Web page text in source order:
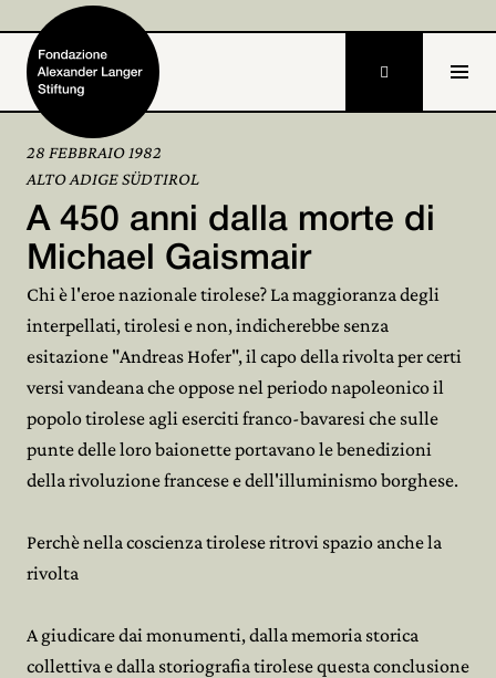
Fondazione
Attività e progetti
Alexander Langer
Archivio
Partecipa

28 FEBBRAIO 1982
ALTO ADIGE SÜDTIROL
A 450 anni dalla morte di
Michael Gaismair
Chi è l'eroe nazionale tirolese? La maggioranza degli
interpellati, tirolesi e non, indicherebbe senza
esitazione "Andreas Hofer", il capo della rivolta per certi
versi vandeana che oppose nel periodo napoleonico il
popolo tirolese agli eserciti franco-bavaresi che sulle
punte delle loro baionette portavano le benedizioni
della rivoluzione francese e dell'illuminismo borghese.
Perchè nella coscienza tirolese ritrovi spazio anche la
rivolta
A giudicare dai monumenti, dalla memoria storica
collettiva e dalla storiografia tirolese questa conclusione